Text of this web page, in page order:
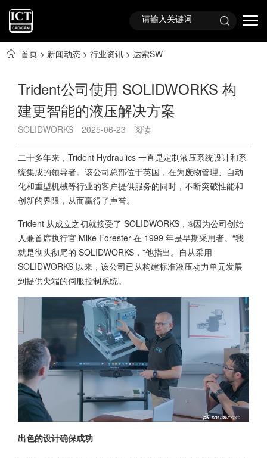
首页 > 新闻动态 > 行业资讯 > 达索SW
Trident公司使用 SOLIDWORKS 构
建更智能的液压解决方案
SOLIDWORKS 2025-06-23 阅读
二十多年来，Trident Hydraulics 一直是定制液压系统设计和系
统集成的领导者。该公司总部位于英国，在为废物管理、自动
化和重型机械等行业的客户提供服务的同时，不断突破性能和
创新的界限，从而赢得了声誉。
Trident 从成立之初就接受了 SOLIDWORKS ，®因为公司创始
人兼首席执行官 Mike Forester 在 1999 年是早期采用者。“我
就是彻头彻尾的 SOLIDWORKS，”他指出。自从采用
SOLIDWORKS 以来，该公司已从构建标准液压动力单元发展
到提供尖端的伺服控制系统。
出色的设计确保成功